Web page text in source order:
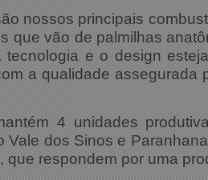
nossos principais
que vão de palmilhas
e o design
a qualidade assegurada
4 unidades
dos Sinos e
que respondem por uma